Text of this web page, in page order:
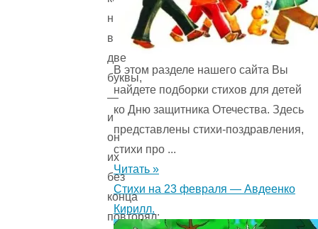
нравились
всего
две
буквы,
—
и
он
их
без
конца
повторял:
В этом разделе нашего сайта Вы
найдете подборки стихов для детей
ко Дню защитника Отечества. Здесь
представлены стихи-поздравления,
стихи про ...
Читать »
Стихи на 23 февраля — Авдеенко
Кирилл.